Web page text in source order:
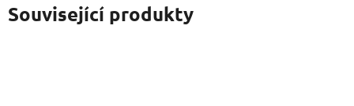
Související produkty